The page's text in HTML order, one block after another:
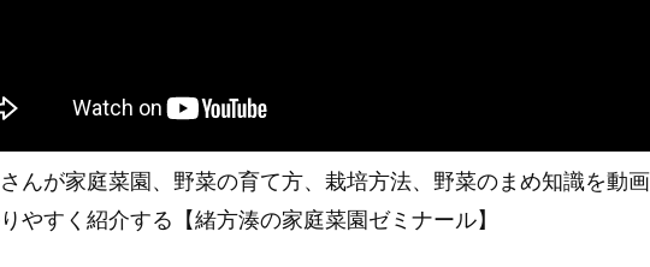
んが家庭菜園、野菜の育て方、栽培方法、野菜のまめ知識を動画
やすく紹介する【緒方湊の家庭菜園ゼミナール】